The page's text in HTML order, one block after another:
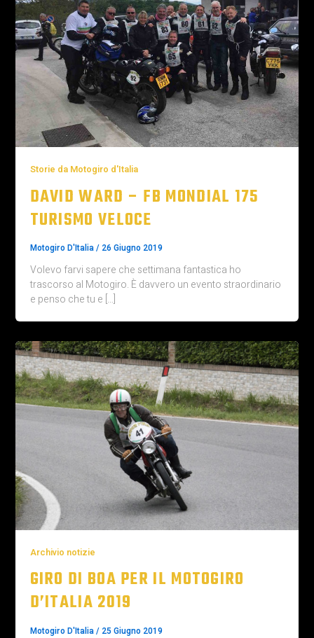
Storie da Motogiro d'Italia
DAVID WARD – FB MONDIAL 175
TURISMO VELOCE
Motogiro D'Italia/ 26 Giugno 2019
Volevo farvi sapere che settimana fantastica ho
trascorso al Motogiro. È davvero un evento straordinario
e penso che tu e […]
Archivio notizie
GIRO DI BOA PER IL MOTOGIRO
D’ITALIA 2019
Motogiro D'Italia/ 25 Giugno 2019